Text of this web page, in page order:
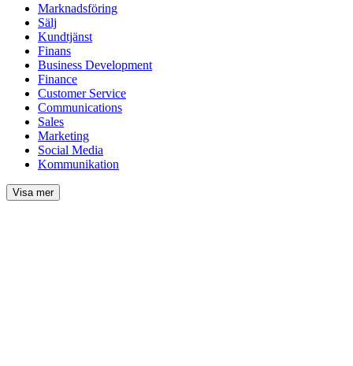
Marknadsföring
Sälj
Kundtjänst
Finans
Business Development
Finance
Customer Service
Communications
Sales
Marketing
Social Media
Kommunikation
Visa mer